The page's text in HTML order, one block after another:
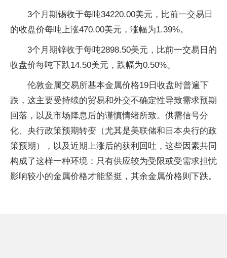
3个月期锡收于每吨34220.00美元，比前一交易日
的收盘价每吨上涨470.00美元，涨幅为1.39%。
3个月期锌收于每吨2898.50美元，比前一交易日的
收盘价每吨下跌14.50美元，跌幅为0.50%。
伦敦金属交易所基本金属价格19日收盘时普遍下
跌，这主要受持续的贸易和外交不确定性导致需求预期
回落，以及市场降息后的谨慎情绪所致。供需信号分
化、央行政策预期转变（尤其是美联储和日本央行的政
策预期），以及近期上涨后的获利回吐，这些因素共同
构成了这样一种环境：只有供应较为受限或受需求担忧
影响较小的金属价格才能坚挺，其余金属价格则下跌。